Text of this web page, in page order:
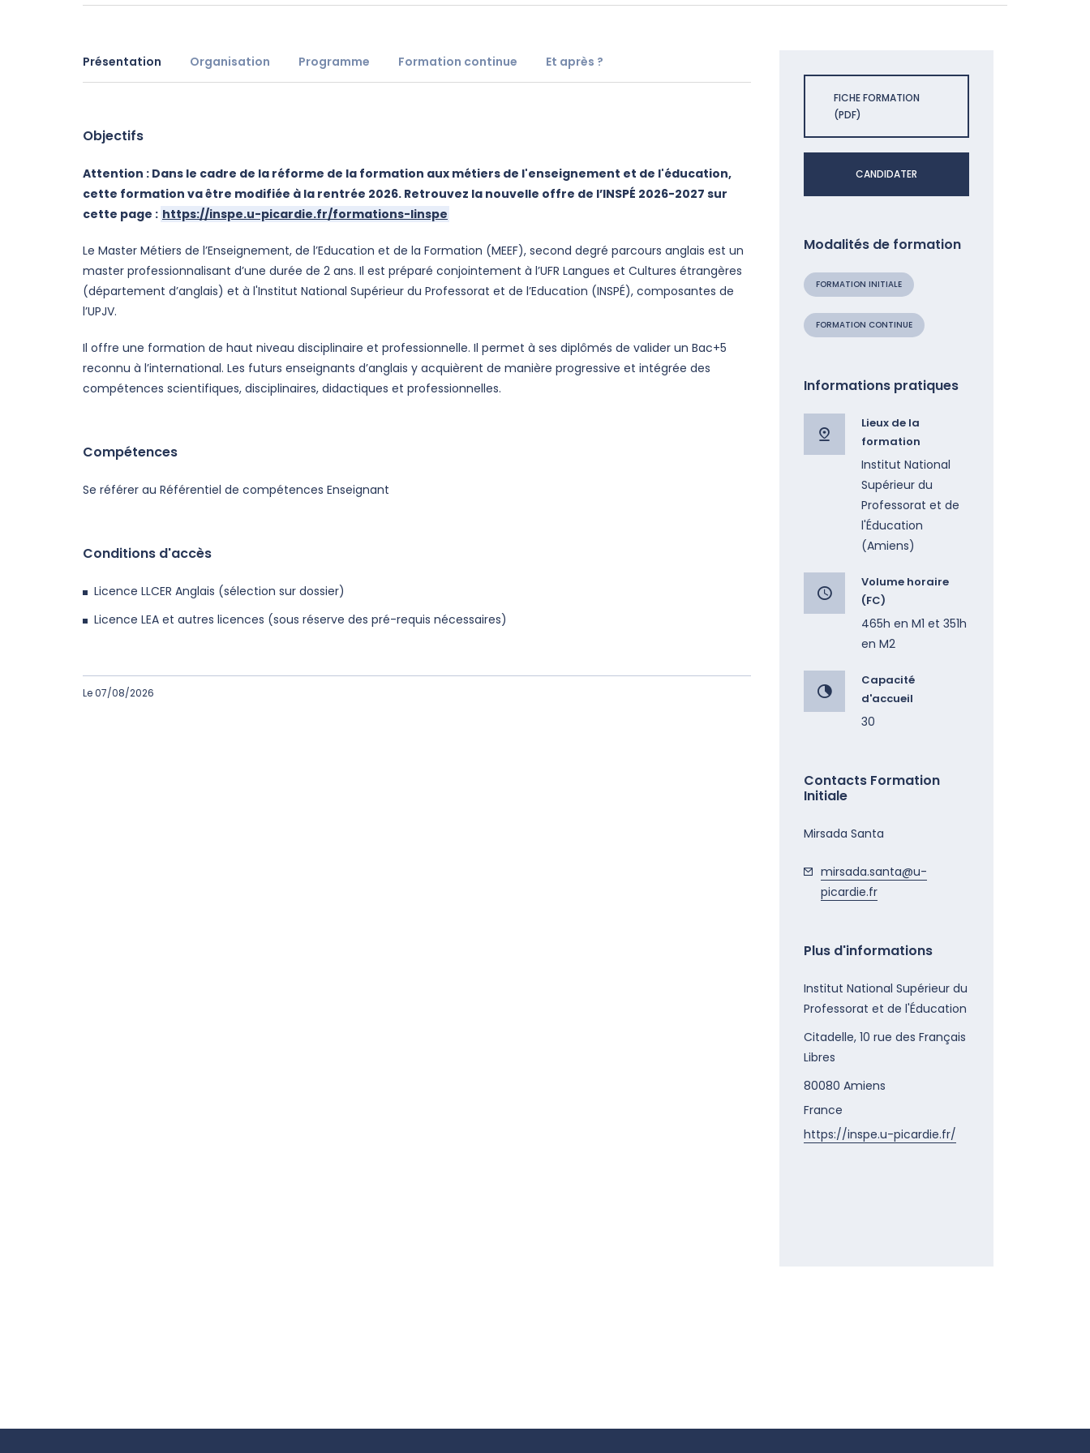
FICHE FORMATION
(PDF)
CANDIDATER
Modalités de formation
FORMATION INITIALE
FORMATION CONTINUE
Informations pratiques
Lieux de la
formation
Institut National
Supérieur du
Professorat et de
l'Éducation
(Amiens)
Volume horaire
(FC)
465h en M1 et 351h
en M2
Capacité
d'accueil
30
Contacts Formation
Initiale
Mirsada Santa
mirsada.santa@u-
picardie.fr
Plus d'informations
Institut National Supérieur du
Professorat et de l'Éducation
Citadelle, 10 rue des Français
Libres
80080 Amiens
France
https://inspe.u-picardie.fr/
Présentation Organisation Programme Formation continue Et après ?
Objectifs
Attention : Dans le cadre de la réforme de la formation aux métiers de l'enseignement et de l'éducation,
cette formation va être modifiée à la rentrée 2026. Retrouvez la nouvelle offre de l’INSPÉ 2026-2027 sur
cette page : https://inspe.u-picardie.fr/formations-linspe
Le Master Métiers de l’Enseignement, de l’Education et de la Formation (MEEF), second degré parcours anglais est un
master professionnalisant d’une durée de 2 ans. Il est préparé conjointement à l’UFR Langues et Cultures étrangères
(département d’anglais) et à l'Institut National Supérieur du Professorat et de l’Education (INSPÉ), composantes de
l’UPJV.
Il offre une formation de haut niveau disciplinaire et professionnelle. Il permet à ses diplômés de valider un Bac+5
reconnu à l’international. Les futurs enseignants d’anglais y acquièrent de manière progressive et intégrée des
compétences scientifiques, disciplinaires, didactiques et professionnelles.
Compétences
Se référer au Référentiel de compétences Enseignant
Conditions d'accès
Licence LLCER Anglais (sélection sur dossier)
Licence LEA et autres licences (sous réserve des pré-requis nécessaires)
Le 07/08/2026